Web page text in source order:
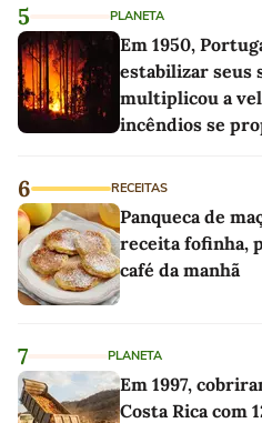
5 PLANETA
Em 1950,
estabilizar seus
multiplicou a
incêndios se
6 RECEITAS
Panqueca de
receita fofinha,
café da manhã
7 PLANETA
Em 1997,
Costa Rica com